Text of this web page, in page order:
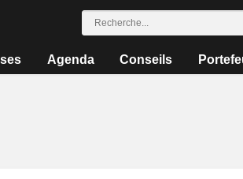
Agenda Conseils